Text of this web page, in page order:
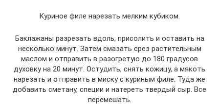
Куриное филе нарезать мелким кубиком.
Баклажаны разрезать вдоль, присолить и оставить на
несколько минут. Затем смазать срез растительным
маслом и отправить в разогретую до 180 градусов
духовку на 20 минут. Остудить, снять кожицу, а мякоть
нарезать и отправить в миску с куриным филе. Туда же
добавить сметану, специи и натереть твердый сыр. Все
перемешать.